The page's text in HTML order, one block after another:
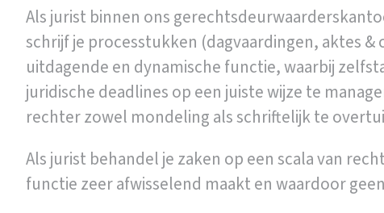
Als jurist binnen ons
schrijf je processtukken (dagvaardingen, aktes
uitdagende en dynamische functie, waarbij
juridische deadlines op een juiste wijze te
rechter zowel mondeling als schriftelijk te
Als jurist behandel je zaken op een scala van
functie zeer afwisselend maakt en waardoor